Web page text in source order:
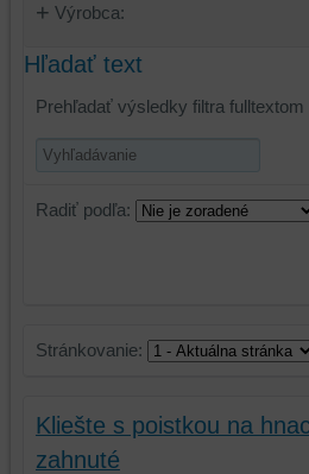
Výrobca:
Hľadať text
Prehľadať výsledky filtra fulltextom
Radiť podľa:
Stránkovanie:
Kliešte s poistkou na
zahnuté